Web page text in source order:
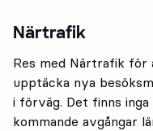
Närtrafik
Res med Närtrafik
upptäcka nya
i förväg. Det finns
kommande avgångar